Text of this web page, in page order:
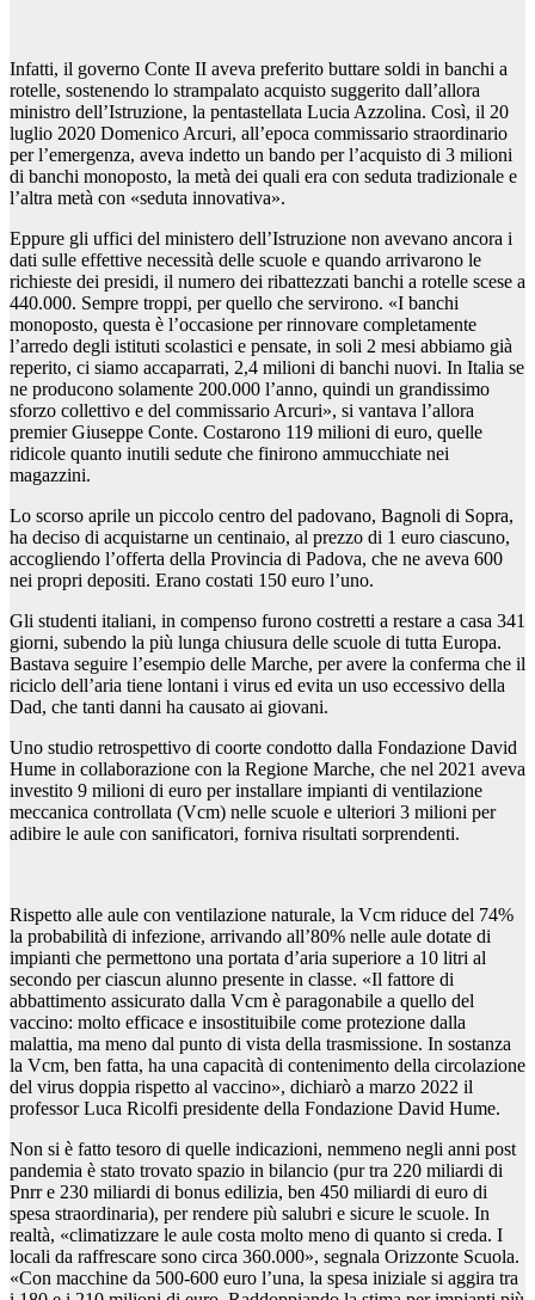
Infatti, il governo Conte II aveva preferito buttare soldi in banchi a
rotelle, sostenendo lo strampalato acquisto suggerito dall’allora
ministro dell’Istruzione, la pentastellata Lucia Azzolina. Così, il 20
luglio 2020 Domenico Arcuri, all’epoca commissario straordinario
per l’emergenza, aveva indetto un bando per l’acquisto di 3 milioni
di banchi monoposto, la metà dei quali era con seduta tradizionale e
l’altra metà con «seduta innovativa».
Eppure gli uffici del ministero dell’Istruzione non avevano ancora i
dati sulle effettive necessità delle scuole e quando arrivarono le
richieste dei presidi, il numero dei ribattezzati banchi a rotelle scese a
440.000. Sempre troppi, per quello che servirono. «I banchi
monoposto, questa è l’occasione per rinnovare completamente
l’arredo degli istituti scolastici e pensate, in soli 2 mesi abbiamo già
reperito, ci siamo accaparrati, 2,4 milioni di banchi nuovi. In Italia se
ne producono solamente 200.000 l’anno, quindi un grandissimo
sforzo collettivo e del commissario Arcuri», si vantava l’allora
premier Giuseppe Conte. Costarono 119 milioni di euro, quelle
ridicole quanto inutili sedute che finirono ammucchiate nei
magazzini.
Lo scorso aprile un piccolo centro del padovano, Bagnoli di Sopra,
ha deciso di acquistarne un centinaio, al prezzo di 1 euro ciascuno,
accogliendo l’offerta della Provincia di Padova, che ne aveva 600
nei propri depositi. Erano costati 150 euro l’uno.
Gli studenti italiani, in compenso furono costretti a restare a casa 341
giorni, subendo la più lunga chiusura delle scuole di tutta Europa.
Bastava seguire l’esempio delle Marche, per avere la conferma che il
riciclo dell’aria tiene lontani i virus ed evita un uso eccessivo della
Dad, che tanti danni ha causato ai giovani.
Uno studio retrospettivo di coorte condotto dalla Fondazione David
Hume in collaborazione con la Regione Marche, che nel 2021 aveva
investito 9 milioni di euro per installare impianti di ventilazione
meccanica controllata (Vcm) nelle scuole e ulteriori 3 milioni per
adibire le aule con sanificatori, forniva risultati sorprendenti.
Rispetto alle aule con ventilazione naturale, la Vcm riduce del 74%
la probabilità di infezione, arrivando all’80% nelle aule dotate di
impianti che permettono una portata d’aria superiore a 10 litri al
secondo per ciascun alunno presente in classe. «Il fattore di
abbattimento assicurato dalla Vcm è paragonabile a quello del
vaccino: molto efficace e insostituibile come protezione dalla
malattia, ma meno dal punto di vista della trasmissione. In sostanza
la Vcm, ben fatta, ha una capacità di contenimento della circolazione
del virus doppia rispetto al vaccino», dichiarò a marzo 2022 il
professor Luca Ricolfi presidente della Fondazione David Hume.
Non si è fatto tesoro di quelle indicazioni, nemmeno negli anni post
pandemia è stato trovato spazio in bilancio (pur tra 220 miliardi di
Pnrr e 230 miliardi di bonus edilizia, ben 450 miliardi di euro di
spesa straordinaria), per rendere più salubri e sicure le scuole. In
realtà, «climatizzare le aule costa molto meno di quanto si creda. I
locali da raffrescare sono circa 360.000», segnala Orizzonte Scuola.
«Con macchine da 500-600 euro l’una, la spesa iniziale si aggira tra